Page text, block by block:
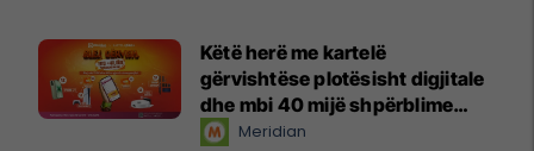
Këtë herë me kartelë
gërvishtëse plotësisht digjitale
dhe mbi 40 mijë shpërblime
instant!Meridian